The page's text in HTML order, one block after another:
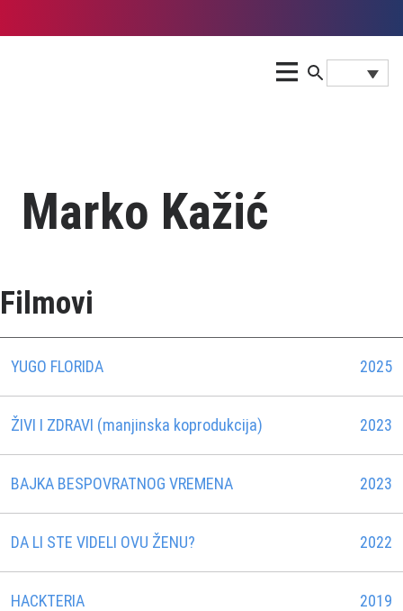
Marko Kažić
Filmovi
YUGO FLORIDA 2025
ŽIVI I ZDRAVI (manjinska koprodukcija) 2023
BAJKA BESPOVRATNOG VREMENA 2023
DA LI STE VIDELI OVU ŽENU? 2022
HACKTERIA 2019